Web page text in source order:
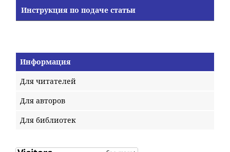
Инструкция по подаче статьи
Информация
Для читателей
Для авторов
Для библиотек